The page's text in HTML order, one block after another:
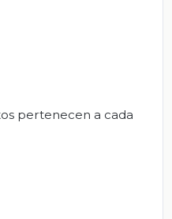
pertenecen a cada